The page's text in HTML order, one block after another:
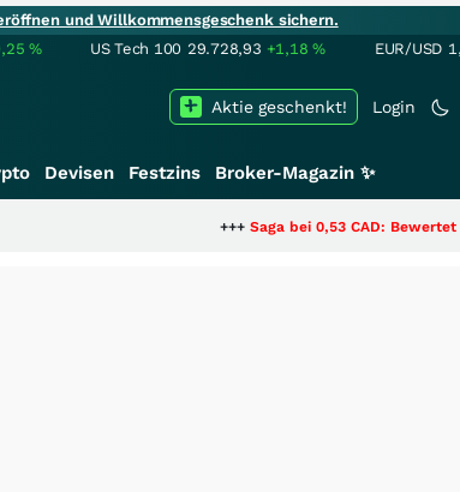
und Willkommensgeschenk sichern.
% US Tech 100 29.728,93 +1,18% EUR/USD
Login
Aktie geschenkt!
Devisen Festzins Broker-Magazin ✨
Saga bei 0,53 CAD: Bewertet der